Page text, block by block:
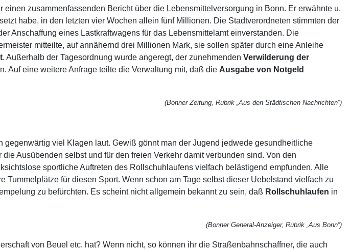
zusammenfassenden Bericht über die Lebensmittelversorgung in Bonn. Er erwähnte u.
habe, in den letzten vier Wochen allein fünf Millionen. Die Stadtverordneten stimmten der
Anschaffung eines Lastkraftwagens für das Lebensmittelamt einverstanden. Die
mitteilte, auf annähernd drei Millionen Mark, sie sollen später durch eine Anleihe
. Außerhalb der Tagesordnung wurde angeregt, der zunehmenden Verwilderung der
Auf eine weitere Anfrage teilte die Verwaltung mit, daß die Ausgabe von Notgeld
(Bonner Zeitung, Rubrik „Aus den Städtischen Nachrichten“)
gegenwärtig viel Klagen laut. Gewiß gönnt man der Jugend jedwede gesundheitliche
Ausübenden selbst und für den freien Verkehr damit verbunden sind. Von den
sportliche Auftreten des Rollschuhlaufens vielfach belästigend empfunden. Alle
für diesen Sport. Wenn schon am Tage selbst dieser Uebelstand vielfach zu
zu befürchten. Es scheint nicht allgemein bekannt zu sein, daß Rollschuhlaufen in
(Bonner General-Anzeiger, Rubrik „Aus Bonn“)
von Beuel etc. hat? Wenn nicht, so können ihr die Straßenbahnschaffner, die auch